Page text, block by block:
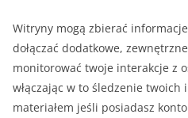
Witryny mogą zbierać
dołączać dodatkowe,
monitorować twoje interakcje z
włączając w to śledzenie twoich
materiałem jeśli posiadasz